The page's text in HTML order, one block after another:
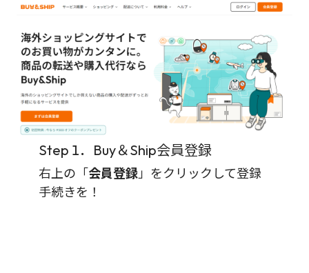
Step 1．Buy＆Ship会員登録
右上の「会員登録」をクリックして登録
手続きを！